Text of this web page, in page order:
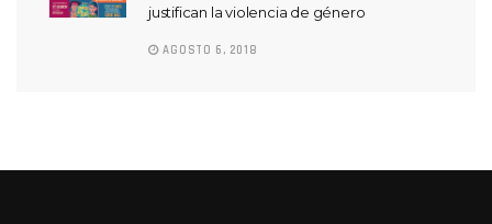
justifican la violencia de género
AGOSTO 6, 2018